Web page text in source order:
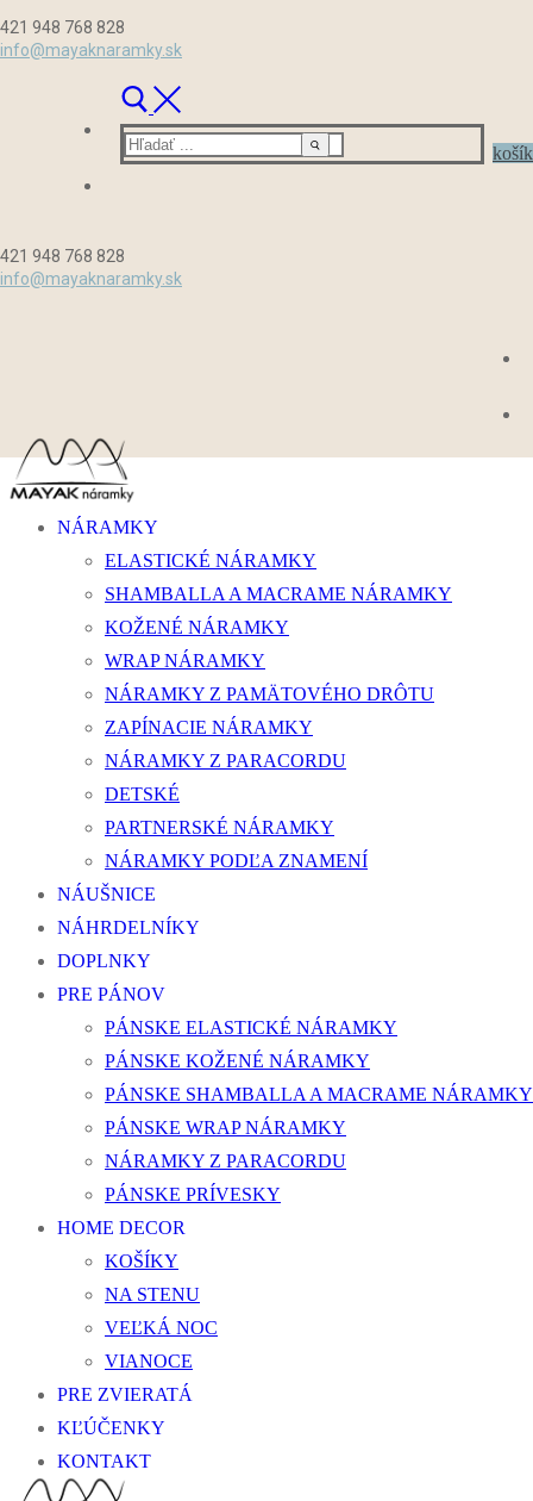
na
421 948 768 828
info@mayaknaramky.sk
Hľadať:
košík
421 948 768 828
info@mayaknaramky.sk
NÁRAMKY
ELASTICKÉ NÁRAMKY
SHAMBALLA A MACRAME NÁRAMKY
KOŽENÉ NÁRAMKY
WRAP NÁRAMKY
NÁRAMKY Z PAMÄTOVÉHO DRÔTU
ZAPÍNACIE NÁRAMKY
NÁRAMKY Z PARACORDU
DETSKÉ
PARTNERSKÉ NÁRAMKY
NÁRAMKY PODĽA ZNAMENÍ
NÁUŠNICE
NÁHRDELNÍKY
DOPLNKY
PRE PÁNOV
PÁNSKE ELASTICKÉ NÁRAMKY
PÁNSKE KOŽENÉ NÁRAMKY
PÁNSKE SHAMBALLA A MACRAME NÁRAMKY
PÁNSKE WRAP NÁRAMKY
NÁRAMKY Z PARACORDU
PÁNSKE PRÍVESKY
HOME DECOR
KOŠÍKY
NA STENU
VEĽKÁ NOC
VIANOCE
PRE ZVIERATÁ
KĽÚČENKY
KONTAKT